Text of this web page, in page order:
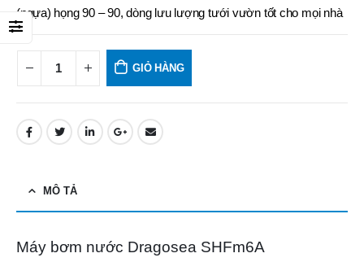
(ngựa) họng 90 – 90, dòng lưu lượng tưới vườn tốt cho mọi nhà
GIỎ HÀNG
MÔ TẢ
Máy bơm nước Dragosea SHFm6A